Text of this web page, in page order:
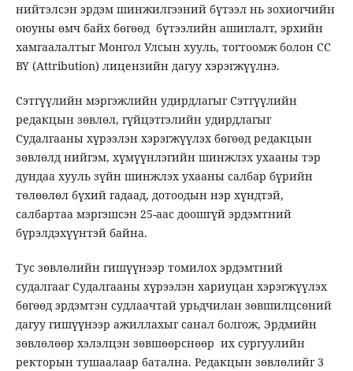
нийтэлсэн эрдэм шинжилгээний бүтээл нь зохиогчийн
оюуны өмч байх бөгөөд бүтээлийн ашиглалт, эрхийн
хамгаалалтыг Монгол Улсын хууль, тогтоомж болон CC
BY (Attribution) лицензийн дагуу хэрэгжүүлнэ.
Сэтгүүлийн мэргэжлийн удирдлагыг Сэтгүүлийн
редакцын зөвлөл, гүйцэтгэлийн удирдлагыг
Судалгааны хүрээлэн хэрэгжүүлэх бөгөөд редакцын
зөвлөлд нийгэм, хүмүүнлэгийн шинжлэх ухааны тэр
дундаа хууль зүйн шинжлэх ухааны салбар бүрийн
төлөөлөл бүхий гадаад, дотоодын нэр хүндтэй,
салбартаа мэргэшсэн 25-аас доошгүй эрдэмтний
бүрэлдэхүүнтэй байна.
Тус зөвлөлийн гишүүнээр томилох эрдэмтний
судалгааг Судалгааны хүрээлэн хариуцан хэрэгжүүлэх
бөгөөд эрдэмтэн судлаачтай урьдчилан зөвшилцсөний
дагуу гишүүнээр ажиллахыг санал болгож, Эрдмийн
зөвлөлөөр хэлэлцэн зөвшөөрснөөр их сургуулийн
ректорын тушаалаар батална. Редакцын зөвлөлийг 3